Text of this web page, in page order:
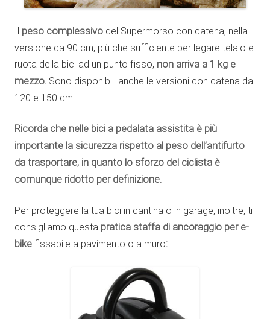
peso complessivo del Supermorso con catena, nella
versione da 90 cm, più che sufficiente per legare telaio e
ruota della bici ad un punto fisso, non arriva a 1 kg e
mezzo. Sono disponibili anche le versioni con catena da
120 e 150 cm.
Ricorda che nelle bici a pedalata assistita è più
importante la sicurezza rispetto al peso dell’antifurto
da trasportare, in quanto lo sforzo del ciclista è
comunque ridotto per definizione.
Per proteggere la tua bici in cantina o in garage, inoltre, ti
consigliamo questa pratica staffa di ancoraggio per e-
bike fissabile a pavimento o a muro: